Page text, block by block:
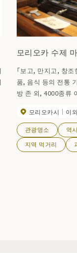
모리오카 수제
「보고, 만지고, 창
품, 음식 등의 전통
방 존 외, 4000종류
이에 견학할 수 있
리지날 작품을 만들
모리오카시 이
관광명소 역
지역 먹거리